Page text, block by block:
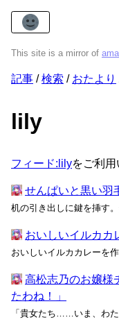
This site is a mirror of
記事 検索 おたより
lily
フィード:lilyをご利用
せんぱいと黒い羽
おいしいイルカ
高松志乃のお嬢様
たわね！」